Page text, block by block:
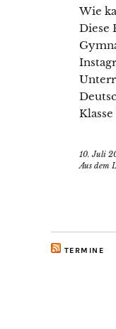
Wie
Diese
10. Juli
Aus dem
TERMINE